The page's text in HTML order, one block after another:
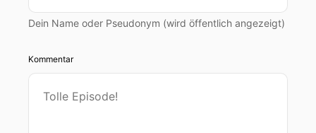
Dein Name oder Pseudonym (wird öffentlich angezeigt)
Kommentar